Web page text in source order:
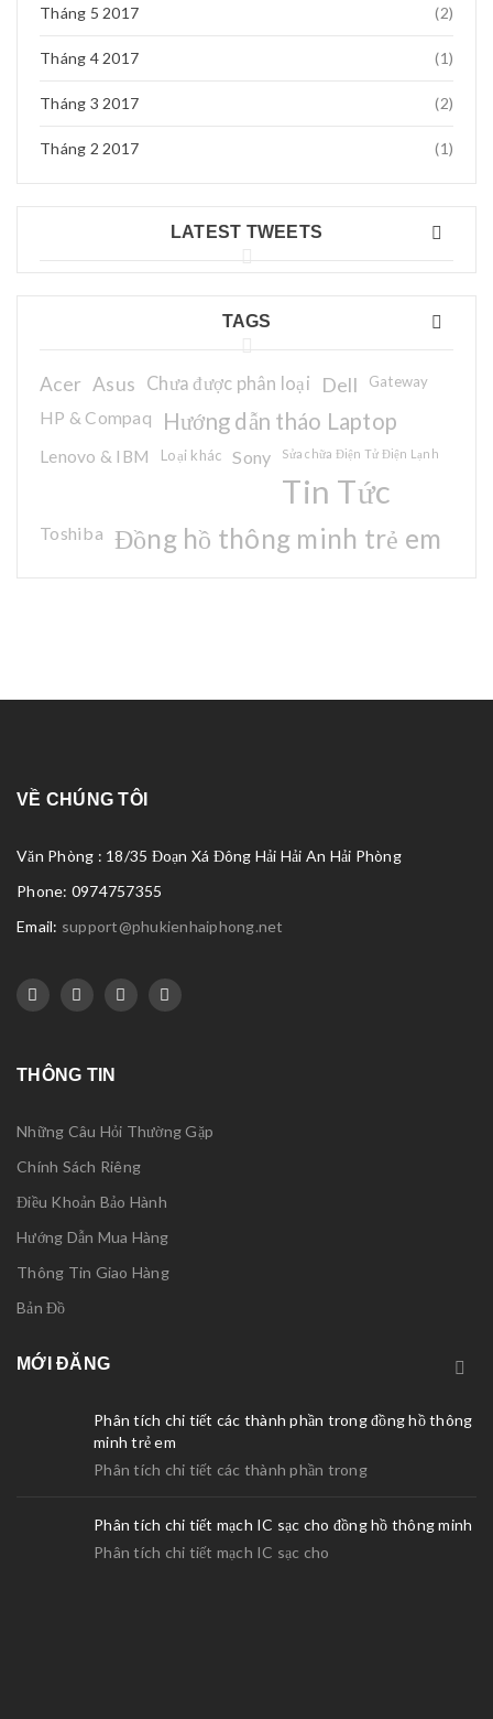
Tháng 5 2017 (2)
Tháng 4 2017 (1)
Tháng 3 2017 (2)
Tháng 2 2017 (1)
LATEST TWEETS
TAGS
Acer Asus Chưa được phân loại Dell Gateway
HP & Compaq Hướng dẫn tháo Laptop
Lenovo & IBM Loại khác Sony Sửa chữa Điện Tử Điện Lạnh
Tin Tức
Toshiba Đồng hồ thông minh trẻ em
VỀ CHÚNG TÔI
Văn Phòng : 18/35 Đoạn Xá Đông Hải Hải An Hải Phòng
Phone: 0974757355
Email: support@phukienhaiphong.net
THÔNG TIN
Những Câu Hỏi Thường Gặp
Chính Sách Riêng
Điều Khoản Bảo Hành
Hướng Dẫn Mua Hàng
Thông Tin Giao Hàng
Bản Đồ
MỚI ĐĂNG
Phân tích chi tiết các thành phần trong đồng hồ thông
minh trẻ em
Phân tích chi tiết các thành phần trong
Phân tích chi tiết mạch IC sạc cho đồng hồ thông minh
Phân tích chi tiết mạch IC sạc cho